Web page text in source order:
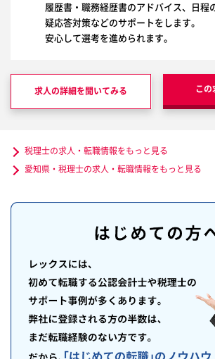
履歴書・職務経歴書のアドバイス、日程
疑応答対策などのサポートをします。
安心して選考を進められます。
求人の詳細を聞いてみる この
税理士の求人・転職情報をもっと見る
愛知県・税理士の求人・転職情報をもっと見る